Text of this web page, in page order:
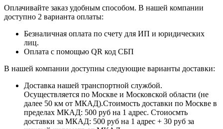
Оплачивайте заказ удобным способом. В нашей компании
доступно 2 варианта оплаты:
Безналичная оплата по счету для ИП и юридических
лиц.
Оплата с помощью QR код СБП
В нашей компании доступны следующие варианты доставки:
Доставка нашей транспортной службой.
Осуществляется по Москве и Московской области (не
далее 50 км от МКАД).Стоимость доставки по Москве в
пределах МКАД: 500 руб на 1 адрес. Стоиосмть
доставки за МКАД: 500 руб на 1 адрес + 30 руб за